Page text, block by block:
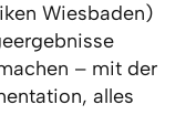
Wiesbaden)
– mit der
alles